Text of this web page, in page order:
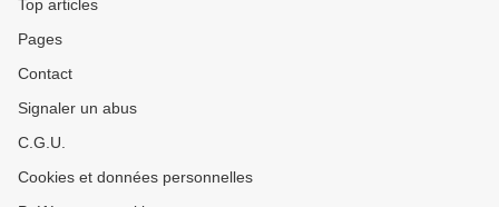
Top articles
Pages
Contact
Signaler un abus
C.G.U.
Cookies et données personnelles